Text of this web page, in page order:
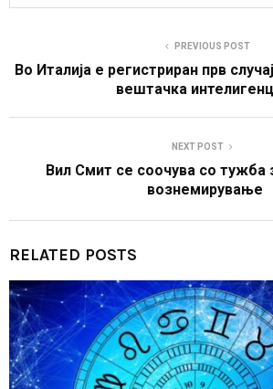
PREVIOUS POST
Во Италија е регистриран прв
вештачка
NEXT POST
Вил Смит се соочува со тужба
вознемирување
RELATED POSTS